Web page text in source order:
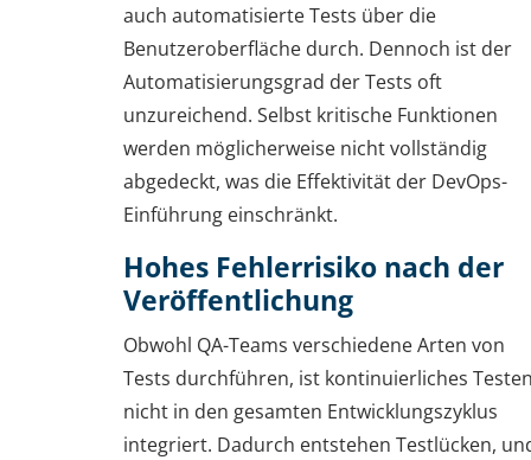
auch automatisierte Tests über die
Benutzeroberfläche durch. Dennoch ist der
Automatisierungsgrad der Tests oft
unzureichend. Selbst kritische Funktionen
werden möglicherweise nicht vollständig
abgedeckt, was die Effektivität der DevOps-
Einführung einschränkt.
Hohes Fehlerrisiko nach der
Veröffentlichung
Obwohl QA-Teams verschiedene Arten von
Tests durchführen, ist kontinuierliches
nicht in den gesamten Entwicklungszyklus
integriert. Dadurch entstehen Testlücken,